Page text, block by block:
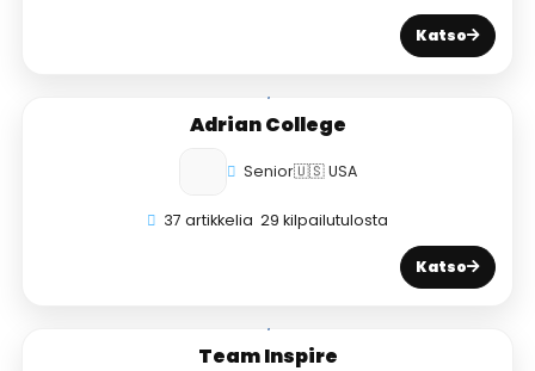
Katso
Adrian College
Senior🇺🇸 USA
37 artikkelia 29 kilpailutulosta
Katso
Team Inspire